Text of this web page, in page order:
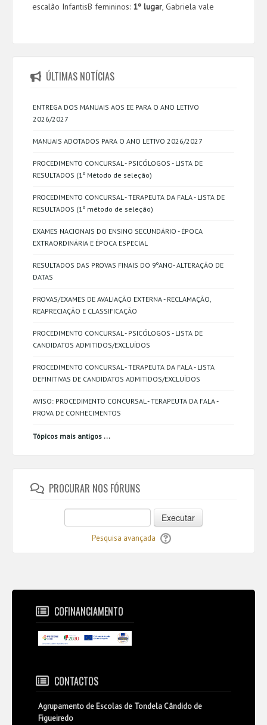
escalão InfantisB femininos: 1º lugar , Gabriela vale
ÚLTIMAS NOTÍCIAS
ENTREGA DOS MANUAIS AOS EE PARA O ANO LETIVO
2026/2027
MANUAIS ADOTADOS PARA O ANO LETIVO 2026/2027
PROCEDIMENTO CONCURSAL - PSICÓLOGOS - LISTA DE
RESULTADOS (1º Método de seleção)
PROCEDIMENTO CONCURSAL - TERAPEUTA DA FALA - LISTA DE
RESULTADOS (1º método de seleção)
EXAMES NACIONAIS DO ENSINO SECUNDÁRIO - ÉPOCA
EXTRAORDINÁRIA E ÉPOCA ESPECIAL
RESULTADOS DAS PROVAS FINAIS DO 9ºANO- ALTERAÇÃO DE
DATAS
PROVAS/EXAMES DE AVALIAÇÃO EXTERNA - RECLAMAÇÃO,
REAPRECIAÇÃO E CLASSIFICAÇÃO
PROCEDIMENTO CONCURSAL - PSICÓLOGOS - LISTA DE
CANDIDATOS ADMITIDOS/EXCLUÍDOS
PROCEDIMENTO CONCURSAL - TERAPEUTA DA FALA - LISTA
DEFINITIVAS DE CANDIDATOS ADMITIDOS/EXCLUÍDOS
AVISO: PROCEDIMENTO CONCURSAL - TERAPEUTA DA FALA -
PROVA DE CONHECIMENTOS
Tópicos mais antigos ...
PROCURAR NOS FÓRUNS
Executar
Pesquisa avançada
COFINANCIAMENTO
CONTACTOS
Agrupamento de Escolas de Tondela Cândido de
Figueiredo